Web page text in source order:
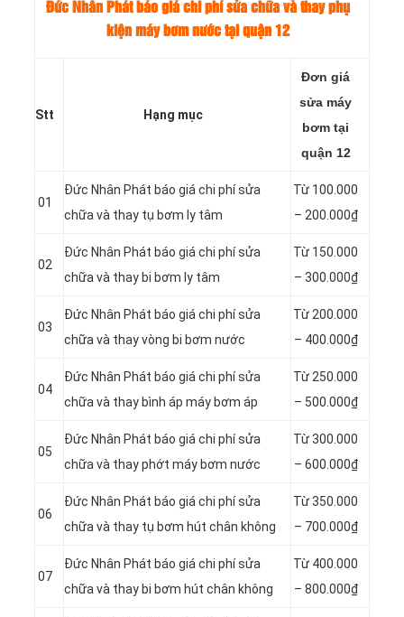
Đức Nhân Phát báo giá chi phí sửa chữa và thay phụ
kiện máy bơm nước tại quận 12
Stt Hạng mục
Đơn giá
sửa máy
bơm tại
quận 12
01
Đức Nhân Phát báo giá chi phí sửa
chữa và thay tụ bơm ly tâm
Từ 100.000
– 200.000₫
02
Đức Nhân Phát báo giá chi phí sửa
chữa và thay bi bơm ly tâm
Từ 150.000
– 300.000₫
03
Đức Nhân Phát báo giá chi phí sửa
chữa và thay vòng bi bơm nước
Từ 200.000
– 400.000₫
04
Đức Nhân Phát báo giá chi phí sửa
chữa và thay bình áp máy bơm áp
Từ 250.000
– 500.000₫
05
Đức Nhân Phát báo giá chi phí sửa
chữa và thay phớt máy bơm nước
Từ 300.000
– 600.000₫
06
Đức Nhân Phát báo giá chi phí sửa
chữa và thay tụ bơm hút chân không
Từ 350.000
– 700.000₫
07
Đức Nhân Phát báo giá chi phí sửa
chữa và thay bi bơm hút chân không
Từ 400.000
– 800.000₫